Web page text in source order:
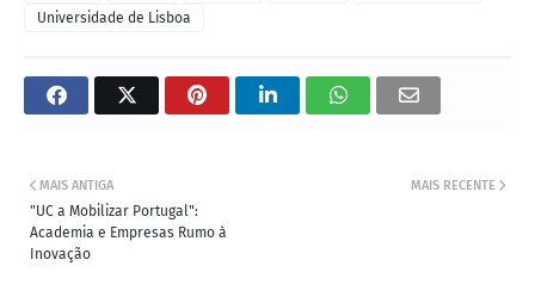
Universidade de Lisboa
MAIS RECENTE
MAIS ANTIGA
"UC a Mobilizar Portugal":
Academia e Empresas Rumo à
Inovação